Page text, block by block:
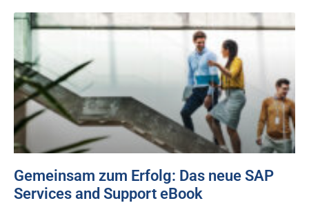
Gemeinsam zum Erfolg: Das neue SAP
Services and Support eBook